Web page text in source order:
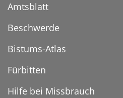
Amtsblatt
Beschwerde
Bistums-Atlas
Fürbitten
Hilfe bei Missbrauch